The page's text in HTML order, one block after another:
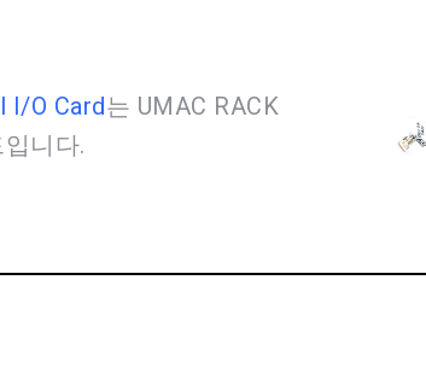
I/O Card는 UMAC RACK
니다.